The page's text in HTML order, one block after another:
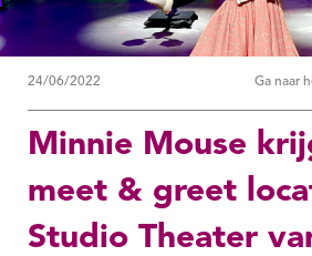
24/06/2022 Ga naar
Minnie Mouse
meet & greet
Studio Theater